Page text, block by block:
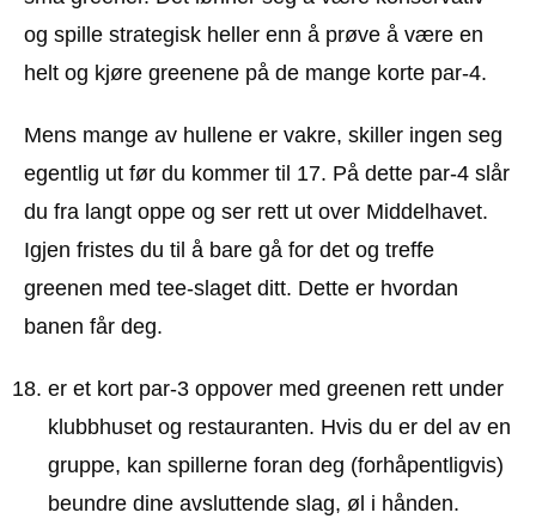
og spille strategisk heller enn å prøve å være en
helt og kjøre greenene på de mange korte par-4.
Mens mange av hullene er vakre, skiller ingen seg
egentlig ut før du kommer til 17. På dette par-4 slår
du fra langt oppe og ser rett ut over Middelhavet.
Igjen fristes du til å bare gå for det og treffe
greenen med tee-slaget ditt. Dette er hvordan
banen får deg.
er et kort par-3 oppover med greenen rett under
klubbhuset og restauranten. Hvis du er del av en
gruppe, kan spillerne foran deg (forhåpentligvis)
beundre dine avsluttende slag, øl i hånden.